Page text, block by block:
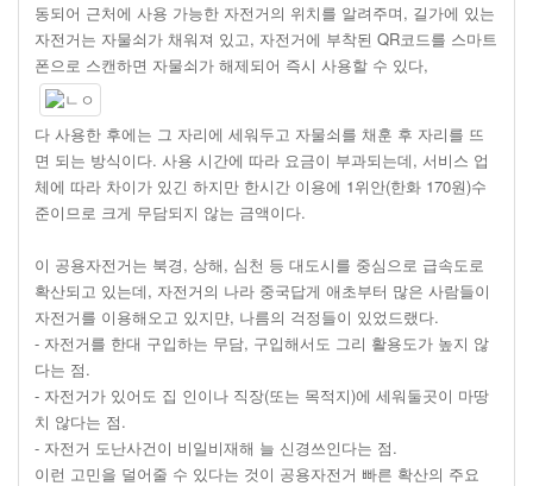
동되어 근처에 사용 가능한 자전거의 위치를 알려주며, 길가에 있는
자전거는 자물쇠가 채워져 있고, 자전거에 부착된 QR코드를 스마트
폰으로 스캔하면 자물쇠가 해제되어 즉시 사용할 수 있다,
다 사용한 후에는 그 자리에 세워두고 자물쇠를 채훈 후 자리를 뜨
면 되는 방식이다. 사용 시간에 따라 요금이 부과되는데, 서비스 업
체에 따라 차이가 있긴 하지만 한시간 이용에 1위안(한화 170원)수
준이므로 크게 무담되지 않는 금액이다.
이 공용자전거는 북경, 상해, 심천 등 대도시를 중심으로 급속도로
확산되고 있는데, 자전거의 나라 중국답게 애초부터 많은 사람들이
자전거를 이용해오고 있지먄, 나름의 걱정들이 있었드랬다.
- 자전거를 한대 구입하는 무담, 구입해서도 그리 활용도가 높지 않
다는 점.
- 자전거가 있어도 집 인이나 직장(또는 목적지)에 세워둘곳이 마땅
치 않다는 점.
- 자전거 도난사건이 비일비재해 늘 신경쓰인다는 점.
이런 고민을 덜어줄 수 있다는 것이 공용자전거 빠른 확산의 주요